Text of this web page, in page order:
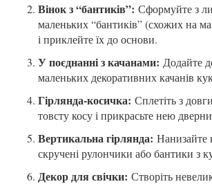
Вінок з “бантиків”: Сформуйте з
маленьких “бантиків” (схожих на
і приклейте їх до основи.
У поєднанні з качанами: Додайте
маленьких декоративних качанів
Гірлянда-косичка: Сплетіть з
товсту косу і прикрасьте нею
Вертикальна гірлянда: Нанизайте
скручені рулончики або бантики з
Декор для свічки: Створіть